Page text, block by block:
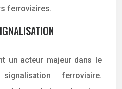
ferroviaires.
un acteur majeur dans le
ferroviaire.